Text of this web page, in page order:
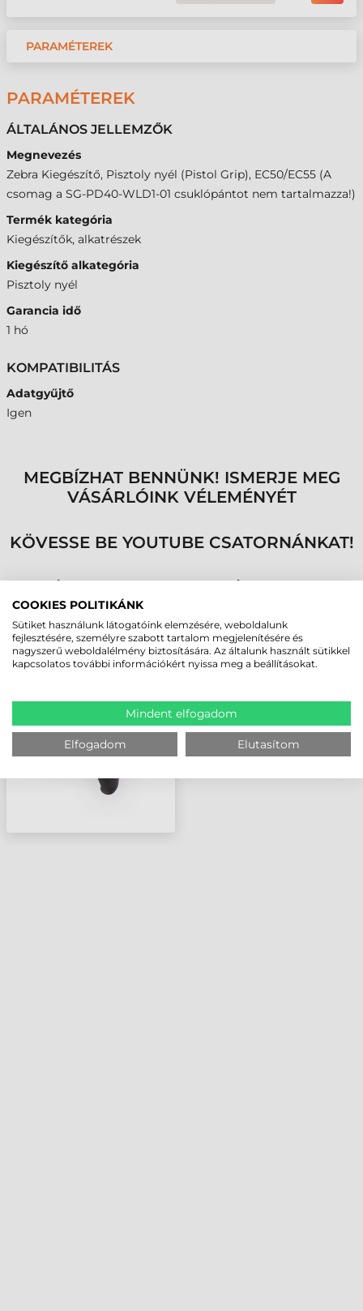
PARAMÉTEREK
PARAMÉTEREK
ÁLTALÁNOS JELLEMZŐK
Megnevezés
Zebra Kiegészítő, Pisztoly nyél (Pistol Grip), EC50/EC55 (A
csomag a SG-PD40-WLD1-01 csuklópántot nem tartalmazza!)
Termék kategória
Kiegészítők, alkatrészek
Kiegészítő alkategória
Pisztoly nyél
Garancia idő
1 hó
KOMPATIBILITÁS
Adatgyűjtő
Igen
MEGBÍZHAT BENNÜNK! ISMERJE MEG
VÁSÁRLÓINK VÉLEMÉNYÉT
KÖVESSE BE YOUTUBE CSATORNÁNKAT!
ZEBRA KIEGÉSZÍTŐ,
PISZTOLY NYÉL (PISTOL
GRIP), EC50/EC55 (A
WLD1-01
CSUKLÓPÁNTOT NE
COOKIES POLITIKÁNK
Sütiket használunk látogatóink elemzésére, weboldalunk
fejlesztésére, személyre szabott tartalom megjelenítésére és
nagyszerű weboldalélmény biztosítására. Az általunk használt sütikkel
kapcsolatos további információkért nyissa meg a beállításokat.
Mindent elfogadom
Elfogadom Elutasítom